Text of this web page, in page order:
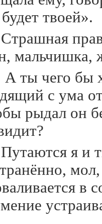
будет твоей».
Страшная
мальчишка,
А ты чего бы
с ума
рыдал он
Путаются я и
в